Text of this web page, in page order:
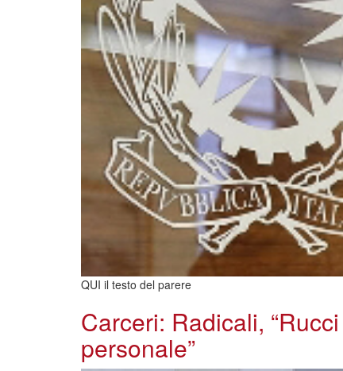
QUI il testo del parere
Carceri: Radicali,
personale”